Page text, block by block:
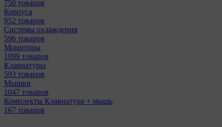
750 товаров
Корпуса
952 товаров
Системы охлаждения
596 товаров
Мониторы
1099 товаров
Клавиатуры
593 товаров
Мышки
1047 товаров
Комплекты Клавиатура + мышь
167 товаров